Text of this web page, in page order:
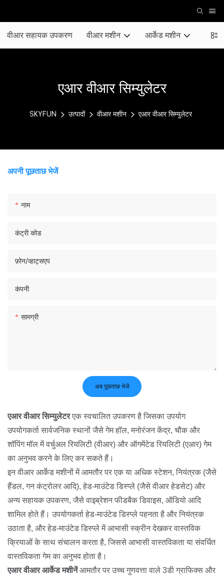
वीआर सहायक उपकरण वीआर मशीन आर्केड मशीन
एआर वीआर सिम्युलेटर
SKYFUN उत्पादों वीआर मशीन एआर वीआर सिम्युलेटर
अपनी पूछताछ भेजें
नाम
कंट्री कोड
फ़ोन/व्हाट्सएप
कंपनी
सामग्री
अब पूछताछ भेजें
एआर वीआर सिम्युलेटर एक स्वचालित उपकरण है जिसका उपयोग
उपयोगकर्ता सार्वजनिक स्थानों जैसे गेम हॉल, मनोरंजन केंद्र, चौक और
शॉपिंग मॉल में वर्चुअल रियलिटी (वीआर) और ऑगमेंटेड रियलिटी (एआर) गेम
का अनुभव करने के लिए कर सकते हैं।
इन वीआर आर्केड मशीनों में आमतौर पर एक या अधिक स्टेशन, नियंत्रक (जैसे
हैंडल, गन कंट्रोलर आदि), हेड-माउंटेड डिस्प्ले (जैसे वीआर हेडसेट) और
अन्य सहायक उपकरण, जैसे वाइब्रेशन फीडबैक डिवाइस, ऑडियो आदि
शामिल होते हैं। उपयोगकर्ता हेड-माउंटेड डिस्प्ले पहनता है और नियंत्रक
उठाता है, और हेड-माउंटेड डिस्प्ले में आभासी स्क्रीन देखकर वास्तविक
क्रियाओं के साथ संचालन करता है, जिससे आभासी वास्तविकता या संवर्धित
वास्तविकता गेम का अनुभव होता है।
एआर वीआर आर्केड मशीनें आमतौर पर उच्च गुणवत्ता वाले 3डी ग्राफिक्स और